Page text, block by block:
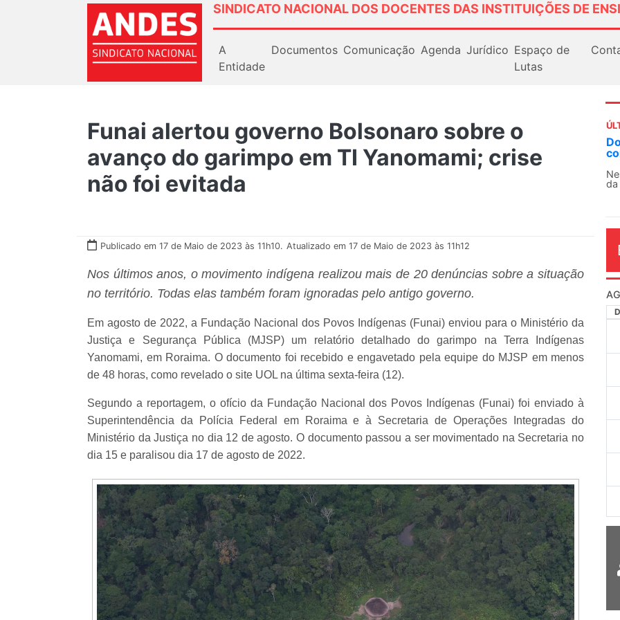
SINDICATO NACIONAL DOS DOCENTES DAS INSTITUIÇÕES DE
A
Entidade
Documentos Comunicação Agenda Jurídico Espaço de
Lutas
Funai alertou governo Bolsonaro sobre o
avanço do garimpo em TI Yanomami; crise
não foi evitada
Publicado em 17 de Maio de 2023 às 11h10. Atualizado em 17 de Maio de 2023 às 11h12
Nos últimos anos, o movimento indígena realizou mais de 20 denúncias sobre a situação
no território. Todas elas também foram ignoradas pelo antigo governo.
Em agosto de 2022, a Fundação Nacional dos Povos Indígenas (Funai) enviou para o Ministério da
Justiça e Segurança Pública (MJSP) um relatório detalhado do garimpo na Terra Indígenas
Yanomami, em Roraima. O documento foi recebido e engavetado pela equipe do MJSP em menos
de 48 horas, como revelado o site UOL na última sexta-feira (12).
Segundo a reportagem, o ofício da Fundação Nacional dos Povos Indígenas (Funai) foi enviado à
Superintendência da Polícia Federal em Roraima e à Secretaria de Operações Integradas do
Ministério da Justiça no dia 12 de agosto. O documento passou a ser movimentado na Secretaria no
dia 15 e paralisou dia 17 de agosto de 2022.
Docentes paralisam novamente as atividades
contra as políticas de Milei na Argentina